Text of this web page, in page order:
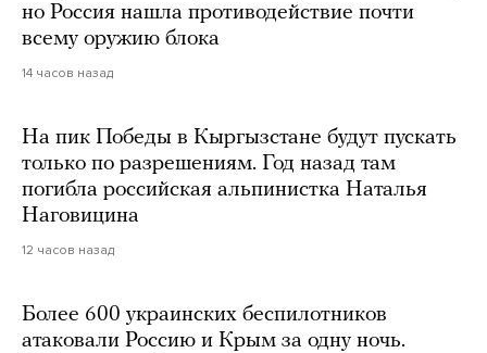
но Россия нашла противодействие почти
всему оружию блока
14 часов назад
На пик Победы в Кыргызстане будут пускать
только по разрешениям. Год назад там
погибла российская альпинистка Наталья
Наговицина
12 часов назад
Более 600 украинских беспилотников
атаковали Россию и Крым за одну ночь.